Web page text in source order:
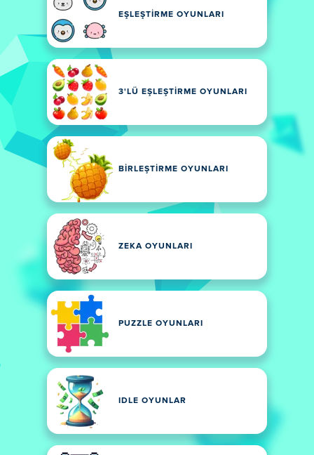
EŞLEŞTIRME OYUNLARI
3'LÜ EŞLEŞTIRME OYUNLARI
BIRLEŞTIRME OYUNLARI
ZEKA OYUNLARI
PUZZLE OYUNLARI
IDLE OYUNLAR